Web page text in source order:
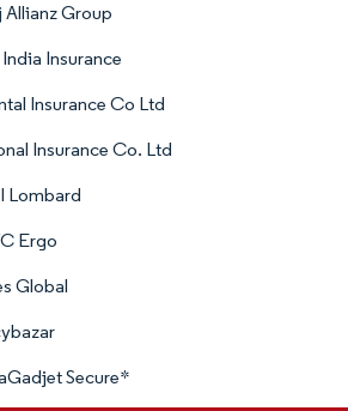
Allianz Group
Insurance
Insurance Co Ltd
Insurance Co. Ltd
Lombard
Ergo
Global
Secure*